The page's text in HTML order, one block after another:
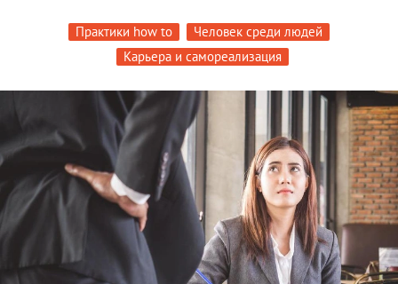
Практики how to
Человек среди людей
Карьера и самореализация